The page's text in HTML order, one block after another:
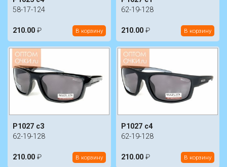
58-17-124
210.00 ₽ В корзину
62-19-128
210.00 ₽ В корзину
P1027 c3
62-19-128
210.00 ₽ В корзину
P1027 c4
62-19-128
210.00 ₽ В корзину